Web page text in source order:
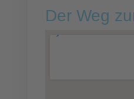
Der Weg